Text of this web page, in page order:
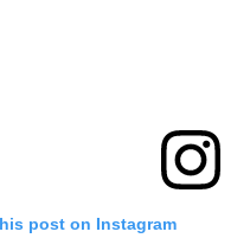
post on Instagram